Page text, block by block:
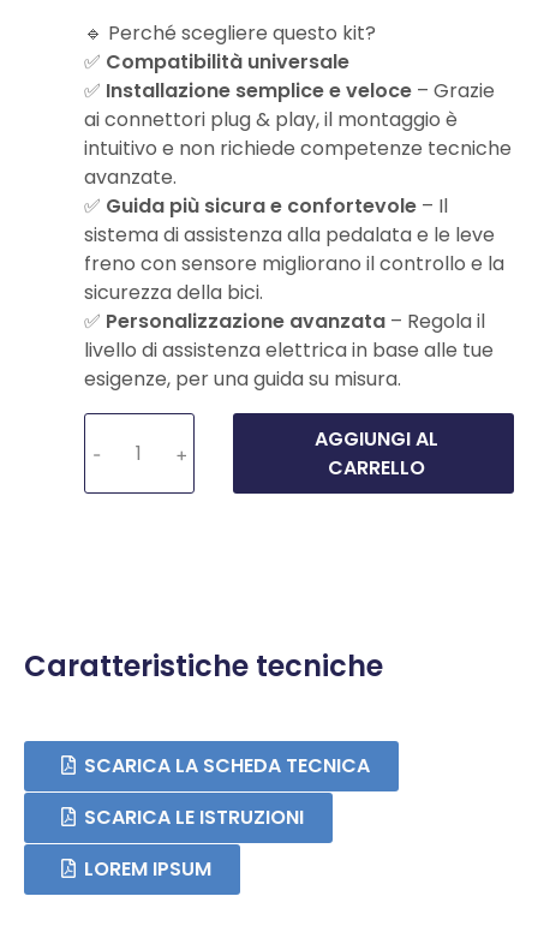
🔹 Perché scegliere questo kit?
✅ Compatibilità universale
✅ Installazione semplice e veloce – Grazie
ai connettori plug & play, il montaggio è
intuitivo e non richiede competenze tecniche
avanzate.
✅ Guida più sicura e confortevole – Il
sistema di assistenza alla pedalata e le leve
freno con sensore migliorano il controllo e la
sicurezza della bici.
✅ Personalizzazione avanzata – Regola il
livello di assistenza elettrica in base alle tue
esigenze, per una guida su misura.
- +
AGGIUNGI AL
CARRELLO
Caratteristiche tecniche
SCARICA LA SCHEDA TECNICA
SCARICA LE ISTRUZIONI
LOREM IPSUM